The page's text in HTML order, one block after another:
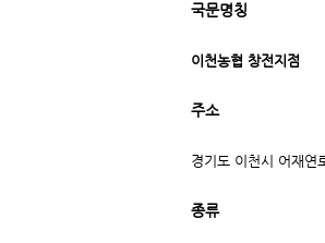
국문명칭
이천농협 창전지점
주소
경기도 이천시 어재
종류